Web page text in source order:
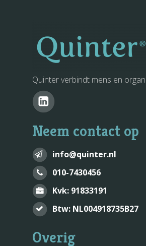
Quinter verbindt mens en
Neem contact op
info@quinter.nl
010-7430456
Kvk: 91833191
Btw: NL004918735B27
Overig